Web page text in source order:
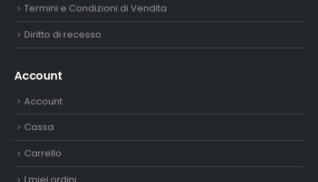
Termini e Condizioni di Vendita
Diritto di recesso
Account
Account
Cassa
Carrello